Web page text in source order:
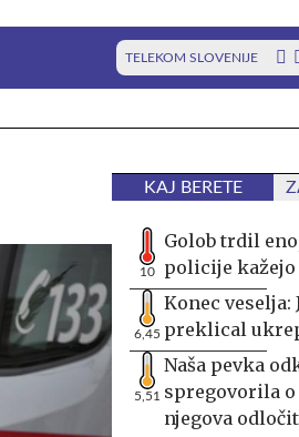
TELEKOM SLOVENIJE
KAJ BERETE
10
Golob trdil
policije kažejo
6,45
Konec veselja:
preklical
5,51
Naša pevka
spregovorila
njegova